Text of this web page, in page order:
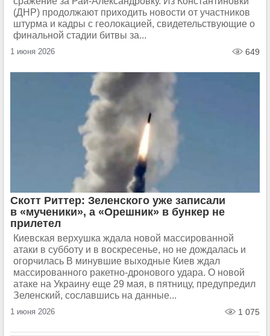
(ДНР) продолжают приходить новости от участников
штурма и кадры с геолокацией, свидетельствующие о
финальной стадии битвы за...
1 июня 2026 649
Скотт Риттер: Зеленского уже записали
в «мученики», а «Орешник» в бункер не
прилетел
Киевская верхушка ждала новой массированной
атаки в субботу и в воскресенье, но не дождалась и
огорчилась В минувшие выходные Киев ждал
массированного ракетно-дронового удара. О новой
атаке на Украину еще 29 мая, в пятницу, предупредил
Зеленский, сославшись на данные...
1 июня 2026 1 075